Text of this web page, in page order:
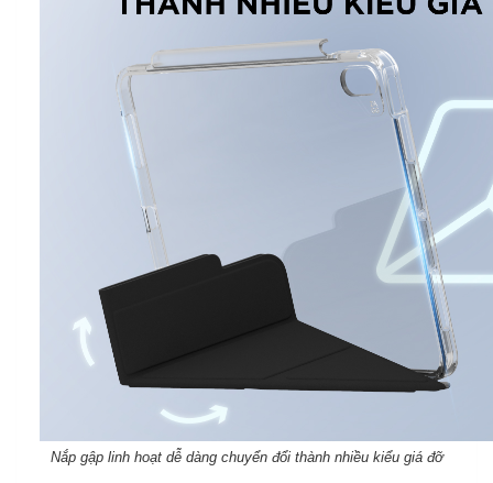
Nắp gập linh hoạt dễ dàng chuyển đổi thành nhiều kiểu giá đỡ